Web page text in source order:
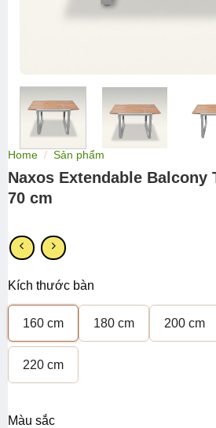
Home / Sản phẩm
Naxos Extendable Balcony
70 cm
Kích thước bàn
160 cm 180 cm 200 cm
220 cm
Màu sắc